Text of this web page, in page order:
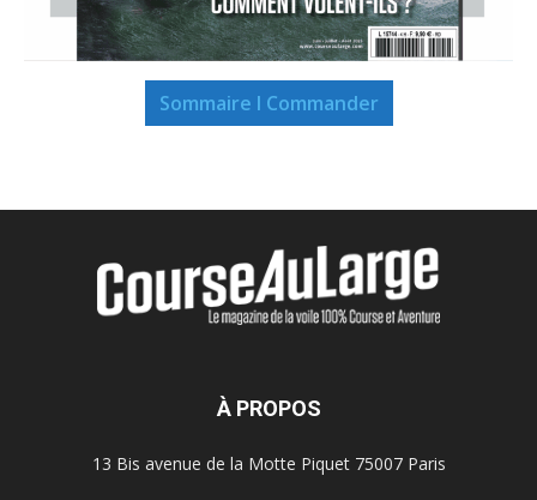
Sommaire I Commander
À PROPOS
13 Bis avenue de la Motte Piquet 75007 Paris